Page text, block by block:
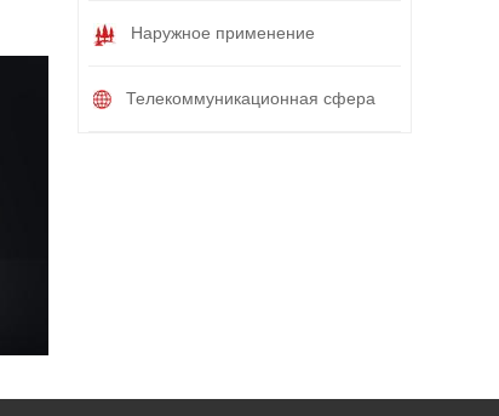
Наружное применение
Телекоммуникационная сфера